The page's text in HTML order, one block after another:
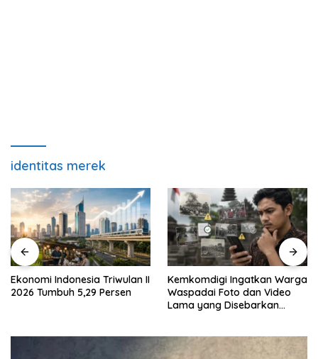
identitas merek
Kemkomdigi Ingatkan Warga
Waspadai Foto dan Video
Bantuan Beras untuk 33,24
Juta Keluarga Mulai
Disalurkan 17 Agustus